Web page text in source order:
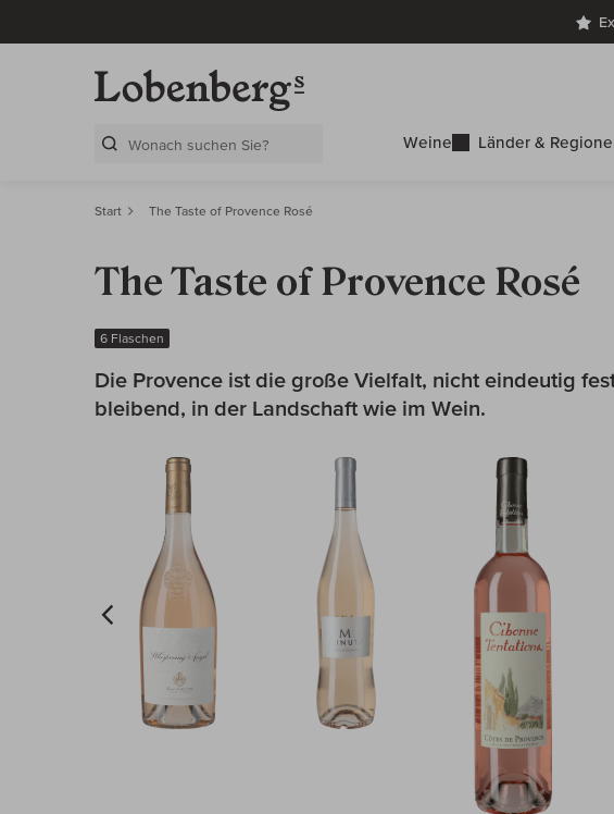
Weine Länder &
Start The Taste of Provence Rosé
The Taste of Provence Rosé
6 Flaschen
Die Pro­vence ist die große Vielfalt, nicht eindeutig
bleibend, in der Landschaft wie im Wein.